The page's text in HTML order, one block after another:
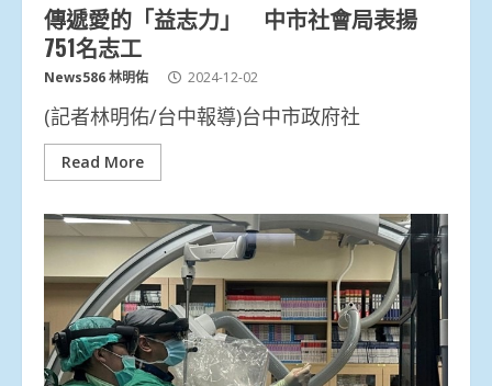
傳遞愛的「益志力」 中市社會局表揚
751名志工
News586 林明佑 2024-12-02
(記者林明佑/台中報導)台中市政府社
Read More